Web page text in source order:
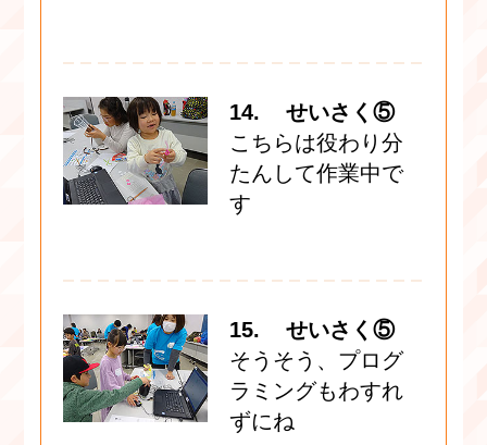
14. せいさく⑤
こちらは役わり分
たんして作業中で
す
15. せいさく⑤
そうそう、プログ
ラミングもわすれ
ずにね